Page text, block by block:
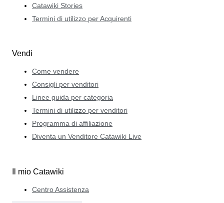
Catawiki Stories
Termini di utilizzo per Acquirenti
Vendi
Come vendere
Consigli per venditori
Linee guida per categoria
Termini di utilizzo per venditori
Programma di affiliazione
Diventa un Venditore Catawiki Live
Il mio Catawiki
Centro Assistenza